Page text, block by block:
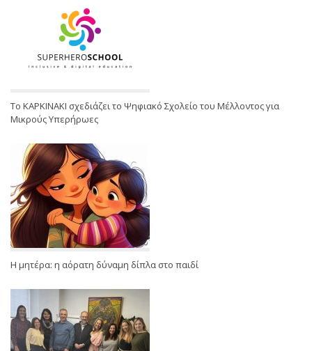
Το ΚΑΡΚΙΝΑΚΙ σχεδιάζει το Ψηφιακό Σχολείο του Μέλλοντος για
Μικρούς Υπερήρωες
Η μητέρα: η αόρατη δύναμη δίπλα στο παιδί